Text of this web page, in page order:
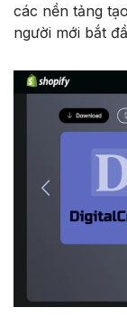
các nền tảng
người mới bắt